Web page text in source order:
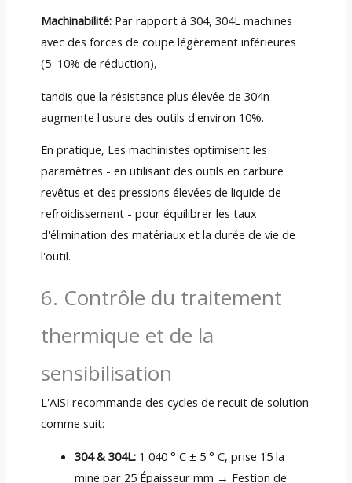
Machinabilité:Par rapport à 304, 304L machines
avec des forces de coupe légèrement inférieures
(5–10% de réduction),
tandis que la résistance plus élevée de 304n
augmente l'usure des outils d'environ 10%.
En pratique, Les machinistes optimisent les
paramètres - en utilisant des outils en carbure
revêtus et des pressions élevées de liquide de
refroidissement - pour équilibrer les taux
d'élimination des matériaux et la durée de vie de
l'outil.
6. Contrôle du traitement
thermique et de la
sensibilisation
L'AISI recommande des cycles de recuit de solution
comme suit:
304 & 304L: 1 040 ° C ± 5 ° C, prise 15 la
mine par 25 Épaisseur mm → Festion de